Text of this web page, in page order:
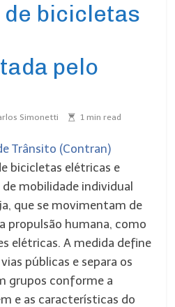
bicicletas
pelo
Simonetti 1 min read
Trânsito (Contran)
bicicletas elétricas e
mobilidade individual
que se movimentam de
propulsão humana, como
elétricas. A medida define
públicas e separa os
grupos conforme a
e as características do